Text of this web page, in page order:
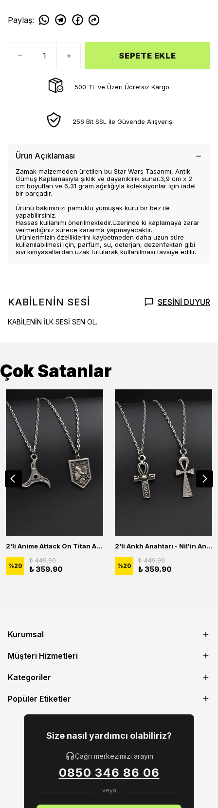
Paylaş:
SEPETE EKLE
500 TL ve Üzeri Ücretsiz Kargo
256 Bit SSL ile Güvende Alışveriş
Ürün Açıklaması
Zamak malzemeden üretilen bu Star Wars Tasarımı, Antik
Gümüş Kaplamasıyla şıklık ve dayanıklılık sunar.3,9 cm x 2
cm boyutları ve 6,31 gram ağırlığıyla koleksiyonlar için iadel
bir parçadır.
Ürünü bakımınızı pamuklu yumuşak kuru bir bez ile
yapabilirsiniz.
Hassas kullanımı önerilmektedir.Üzerinde ki kaplamaya zarar
vermediğiniz sürece kararma yapmayacaktır.
Ürünlerimizin özelliklerini kaybetmeden daha uzun süre
kullanılabilmesi için, parfüm, su, deterjan, dezenfektan gibi
sıvı kimyasallardan uzak tutularak kullanılması tavsiye edilir.
KABİLENİN SESİ SESİNİ DUYUR
KABİLENİN İLK SESİ SEN OL.
Çok Satanlar
2'li Anime Attack On Titan Acrylic Maria Anime Naruto Erkek Kadın Kolye Seti
%20
₺ 449.90
₺ 359.90
2'li Ankh Anahtarı - Nil'in Anahtarı Erkek Kadın Kolye Seti
%20
₺ 449.90
₺ 359.90
Kurumsal
Müşteri Hizmetleri
Kategoriler
Popüler Etiketler
Size nasıl yardımcı olabiliriz?
Çağrı merkezimizi arayın
0850 346 86 06